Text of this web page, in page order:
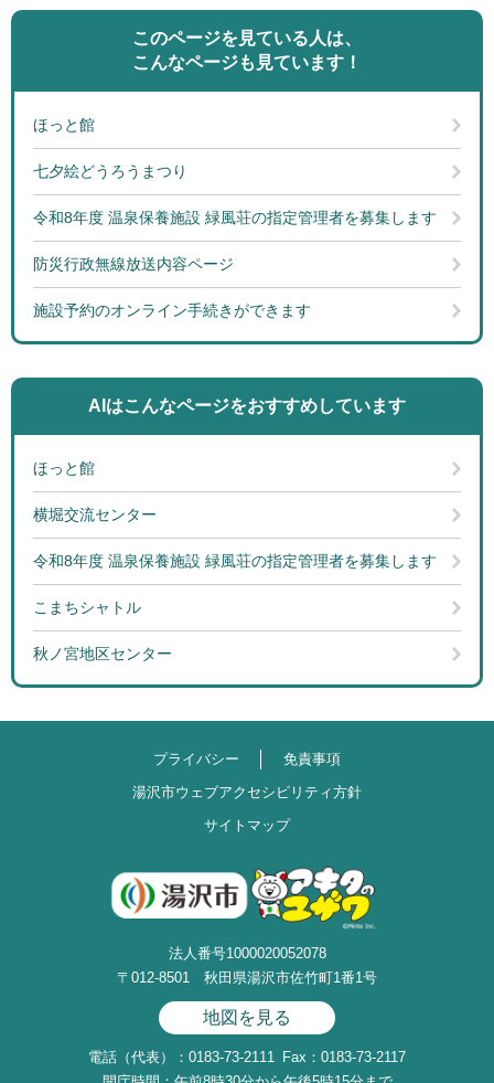
このページを見ている人は、
こんなページも見ています！
ほっと館
七夕絵どうろうまつり
令和8年度 温泉保養施設 緑風荘の指定管理者を募集します
防災行政無線放送内容ページ
施設予約のオンライン手続きができます
AIはこんなページをおすすめしています
ほっと館
横堀交流センター
令和8年度 温泉保養施設 緑風荘の指定管理者を募集します
こまちシャトル
秋ノ宮地区センター
プライバシー
免責事項
湯沢市ウェブアクセシビリティ方針
サイトマップ
法人番号1000020052078
〒012-8501 秋田県湯沢市佐竹町1番1号
地図を見る
電話（代表）：0183-73-2111
Fax：0183-73-2117